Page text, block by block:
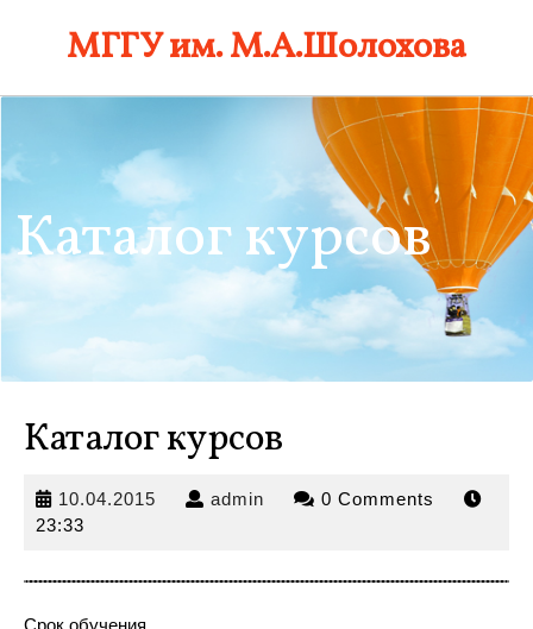
МГГУ им. М.А.Шолохова
Каталог курсов
Каталог курсов
10.04.2015 10.04.2015
admin admin 0 Comments
23:33
Срок обучения